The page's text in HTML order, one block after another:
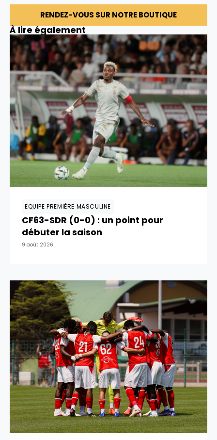
RENDEZ-VOUS SUR NOTRE BOUTIQUE
À lire également
EQUIPE PREMIÈRE MASCULINE
CF63-SDR (0-0) : un point pour
débuter la saison
9 août 2026